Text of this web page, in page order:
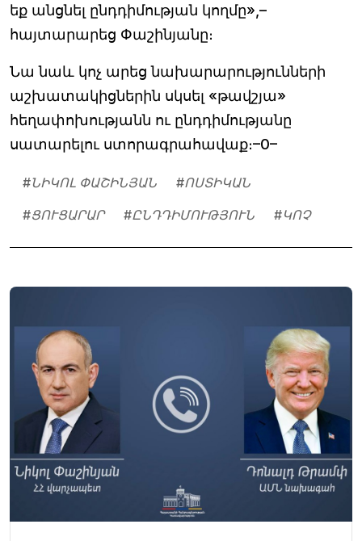
եք անցնել ընդդիմության կողմը»,–
հայտարարեց Փաշինյանը։
Նա նաև կոչ արեց նախարարությունների
աշխատակիցներին սկսել «թավշյա»
հեղափոխությանն ու ընդդիմությանը
սատարելու ստորագրահավաք։–0–
#ՆԻԿՈԼ ՓԱՇԻՆՅԱՆ #ՈՍՏԻԿԱՆ
#ՑՈՒՑԱՐԱՐ #ԸՆԴԴԻՄՈՒԹՅՈՒՆ #ԿՈՉ